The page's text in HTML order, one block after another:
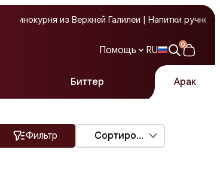
из Верхней Галилеи | Напитки ручной
Помощь
Служба поддержки
RU 0
Биттер Арак
Фильтр Сортировка